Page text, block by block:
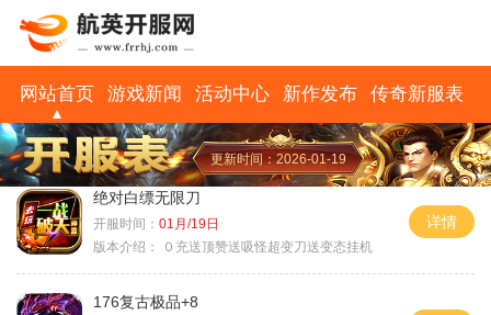
网站首页 游戏新闻 活动中心 新作发布 传奇新服表
更新时间：2026-01-19
绝对白缥无限刀
开服时间： 01月/19日
版本介绍：
０充送顶赞送吸怪超变刀送变态挂机
详情
176复古极品+8